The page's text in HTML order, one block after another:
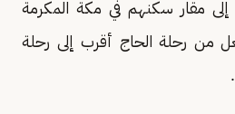
مقار سكنهم في مكة المكرمة
من رحلة الحاج أقرب إلى رحلة